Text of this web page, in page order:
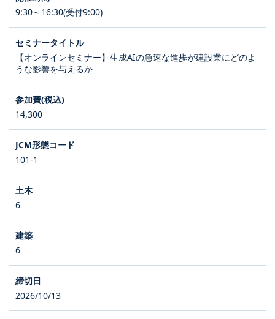
9:30～16:30(受付9:00)
【オンラインセミナー】生成AIの急速な進歩が建設業にどのよ
うな影響を与えるか
14,300
101-1
6
6
2026/10/13